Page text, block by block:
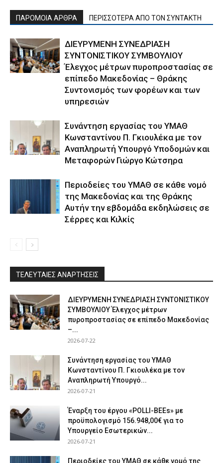
ΠΑΡΟΜΟΙΑ ΑΡΘΡΑ ΠΕΡΙΣΣΟΤΕΡΑ ΑΠΟ ΤΟΝ ΣΥΝΤΑΚΤΗ
ΔΙΕΥΡΥΜΕΝΗ ΣΥΝΕΔΡΙΑΣΗ
ΣΥΝΤΟΝΙΣΤΙΚΟΥ ΣΥΜΒΟΥΛΙΟΥ
Έλεγχος μέτρων πυροπροστασίας σε
επίπεδο Μακεδονίας – Θράκης
Συντονισμός των φορέων και των
υπηρεσιών
Συνάντηση εργασίας του ΥΜΑΘ
Κωνσταντίνου Π. Γκιουλέκα με τον
Αναπληρωτή Υπουργό Υποδομών και
Μεταφορών Γιώργο Κώτσηρα
Περιοδείες του ΥΜΑΘ σε κάθε νομό
της Μακεδονίας και της Θράκης
Αυτήν την εβδομάδα εκδηλώσεις σε
Σέρρες και Κιλκίς
ΤΕΛΕΥΤΑΙΕΣ ΑΝΑΡΤΗΣΕΙΣ
ΔΙΕΥΡΥΜΕΝΗ ΣΥΝΕΔΡΙΑΣΗ ΣΥΝΤΟΝΙΣΤΙΚΟΥ
ΣΥΜΒΟΥΛΙΟΥ Έλεγχος μέτρων
πυροπροστασίας σε επίπεδο Μακεδονίας
–...
2026-07-22
Συνάντηση εργασίας του ΥΜΑΘ
Κωνσταντίνου Π. Γκιουλέκα με τον
Αναπληρωτή Υπουργό...
2026-07-21
Έναρξη του έργου «POLLI-BEEs» με
προϋπολογισμό 156.948,00€ για το
Υπουργείο Εσωτερικών...
2026-07-21
Περιοδείες του ΥΜΑΘ σε κάθε νομό της